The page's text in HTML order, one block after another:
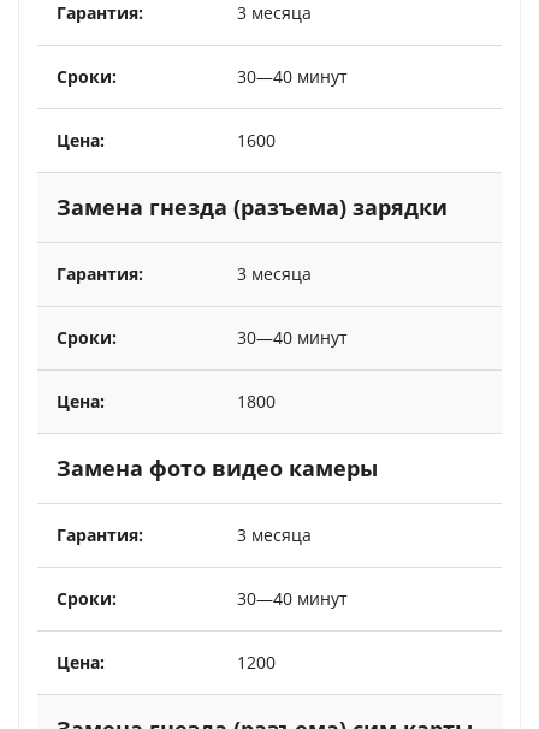
3 месяца
30—40 минут
1600
Замена гнезда (разъема) зарядки
3 месяца
30—40 минут
1800
Замена фото видео камеры
3 месяца
30—40 минут
1200